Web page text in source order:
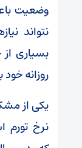
وضعیت
نتواند
بسیاری
روزانه
یکی از
نرخ تورم